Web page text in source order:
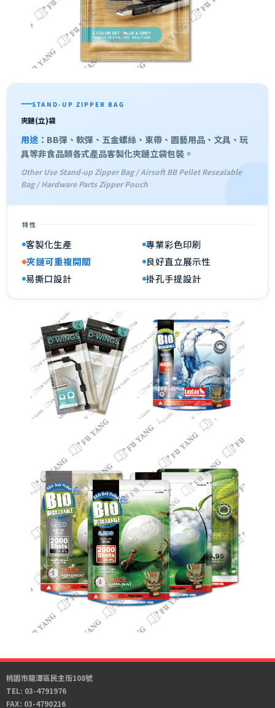
STAND-UP ZIPPER BAG
夾鏈(立)袋
用途： BB彈、軟彈、五金螺絲、束帶、園藝用品、文具、玩
具等非食品類各式產品客製化夾鏈立袋包裝。
Other Use Stand-up Zipper Bag / Airsoft BB Pellet Resealable
Bag / Hardware Parts Zipper Pouch
特性
客製化生產
專業彩色印刷
夾鏈可重複開關
良好直立展示性
易撕口設計
掛孔手提設計
桃園市龍潭區民主街108號
TEL: 03-4791976
FAX: 03-4790216